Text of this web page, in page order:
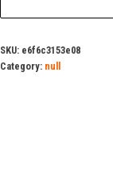
SKU: e6f6c3153e08
Category: null